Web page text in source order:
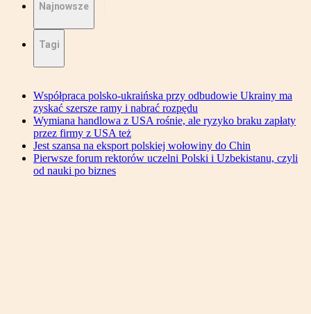
Najnowsze
Tagi
Współpraca polsko-ukraińska przy odbudowie Ukrainy ma
zyskać szersze ramy i nabrać rozpędu
Wymiana handlowa z USA rośnie, ale ryzyko braku zapłaty
przez firmy z USA też
Jest szansa na eksport polskiej wołowiny do Chin
Pierwsze forum rektorów uczelni Polski i Uzbekistanu, czyli
od nauki po biznes